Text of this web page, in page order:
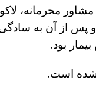
محرمانه،
پس از آن به
بود.
شده است.